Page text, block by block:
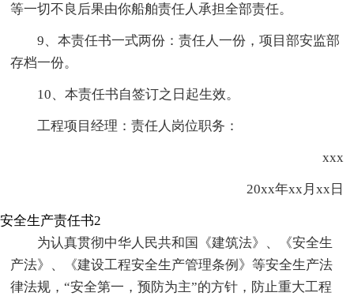
等一切不良后果由你船舶责任人承担全部责任。
9、本责任书一式两份：责任人一份，项目部安监部
存档一份。
10、本责任书自签订之日起生效。
工程项目经理：责任人岗位职务：
xxx
20xx年xx月xx日
安全生产责任书2
为认真贯彻中华人民共和国《建筑法》、《安全生
产法》、《建设工程安全生产管理条例》等安全生产法
律法规，“安全第一，预防为主”的方针，防止重大工程